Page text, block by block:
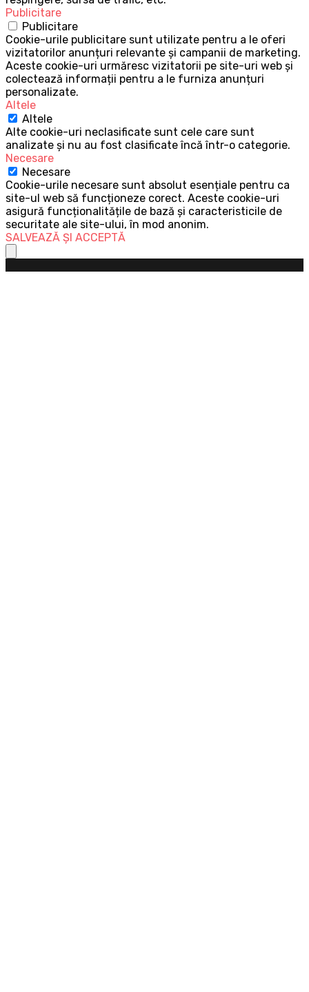
Publicitare
Publicitare
Cookie-urile publicitare sunt utilizate pentru a le oferi
vizitatorilor anunțuri relevante și campanii de marketing.
Aceste cookie-uri urmăresc vizitatorii pe site-uri web și
colectează informații pentru a le furniza anunțuri
personalizate.
Altele
Altele
Alte cookie-uri neclasificate sunt cele care sunt
analizate și nu au fost clasificate încă într-o categorie.
Necesare
Necesare
Cookie-urile necesare sunt absolut esențiale pentru ca
site-ul web să funcționeze corect. Aceste cookie-uri
asigură funcționalitățile de bază și caracteristicile de
securitate ale site-ului, în mod anonim.
SALVEAZĂ ȘI ACCEPTĂ